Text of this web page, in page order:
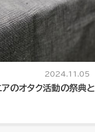
2024.11.05
のオタク活動の祭典と